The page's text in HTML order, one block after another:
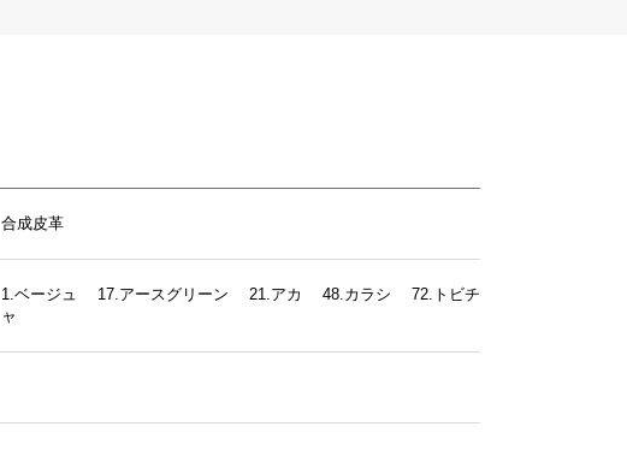
合成皮革
1.ベージュ 17.アースグリーン 21.アカ 48.カラシ 72.トビチ
ャ